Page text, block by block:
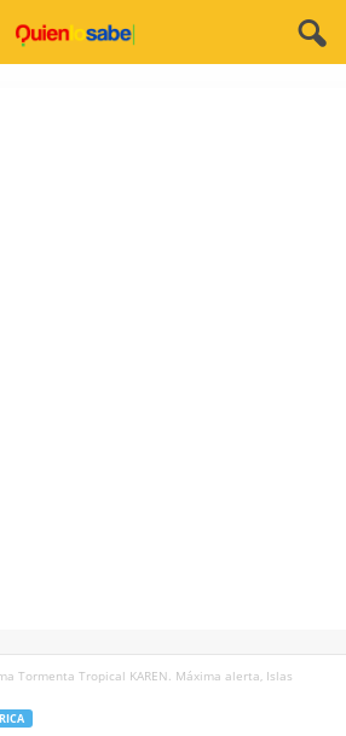
Tormenta Tropical KAREN. Máxima alerta, Islas